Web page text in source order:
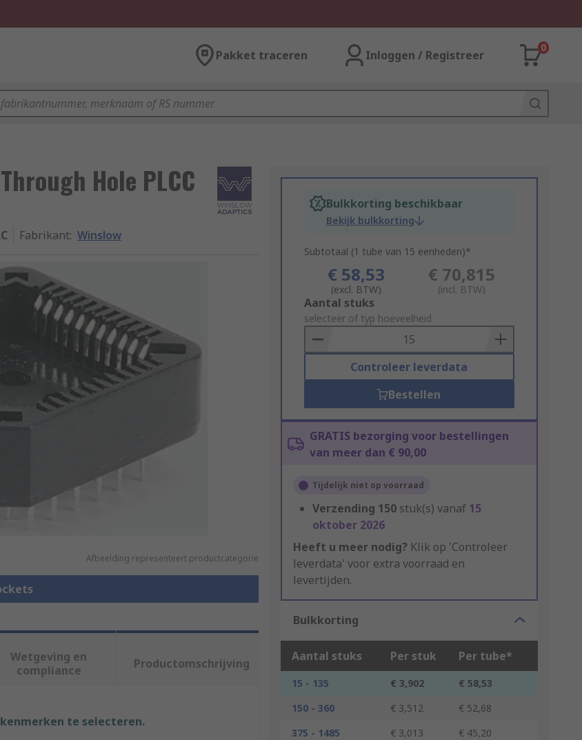
Pakket traceren Inloggen / Registreer
0
Hole PLCC
Fabrikant: Winslow
Afbeelding representeert productcategorie
Bulkkorting beschikbaar
Bekijk bulkkorting
Subtotaal (1 tube van 15 eenheden)*
€ 58,53
(excl. BTW)
€ 70,815
(incl. BTW)
Add
to
Basket
Aantal stuks
selecteer of typ hoeveelheid
Controleer leverdata
Bestellen
GRATIS bezorging voor bestellingen
van meer dan € 90,00
Tijdelijk niet op voorraad
Verzending 150 stuk(s) vanaf 15
oktober 2026
Heeft u meer nodig? Klik op 'Controleer
leverdata' voor extra voorraad en
levertijden.
Bulkkorting
Aantal stuks Per stuk Per tube*
15 - 135 € 3,902
€ 58,53
150 - 360
€ 3,512
€ 52,68
375 - 1485
€ 3,013
€ 45,20
Wetgeving en
compliance
Productomschrijving
te selecteren.